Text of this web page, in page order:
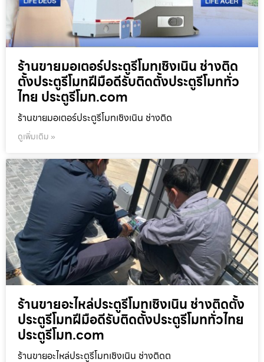
ร้านขายมอเตอร์ประตูรีโมทเชิงเนิน ช่างติด
ตั้งประตูรีโมทฝีมือดีรับติดตั้งประตูรีโมททั่ว
ไทย ประตูรีโมท.com
ร้านขายมอเตอร์ประตูรีโมทเชิงเนิน ช่างติด
ดูเพิ่มเติม »
ร้านขายอะไหล่ประตูรีโมทเชิงเนิน ช่างติดตั้ง
ประตูรีโมทฝีมือดีรับติดตั้งประตูรีโมททั่วไทย
ประตูรีโมท.com
ร้านขายอะไหล่ประตูรีโมทเชิงเนิน ช่างติดต